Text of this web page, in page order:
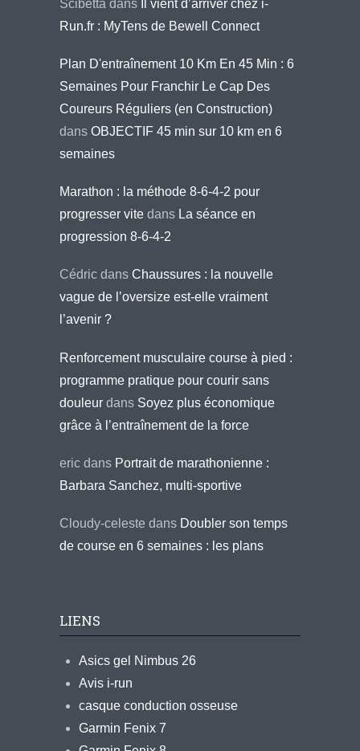
Scibetta dans
Il vient d’arriver chez i-
Run.fr : MyTens de Bewell Connect
Plan D'entraînement 10 Km En 45 Min : 6
Semaines Pour Franchir Le Cap Des
Coureurs Réguliers (en Construction)
dans OBJECTIF 45 min sur 10 km en 6
semaines
Marathon : la méthode 8-6-4-2 pour
progresser vite dans La séance en
progression 8-6-4-2
Cédric dans Chaussures : la nouvelle
vague de l’oversize est-elle vraiment
l’avenir ?
Renforcement musculaire course à pied :
programme pratique pour courir sans
douleur dans Soyez plus économique
grâce à l’entraînement de la force
eric dans Portrait de marathonienne :
Barbara Sanchez, multi-sportive
Cloudy-celeste dans Doubler son temps
de course en 6 semaines : les plans
LIENS
Asics gel Nimbus 26
Avis i-run
casque conduction osseuse
Garmin Fenix 7